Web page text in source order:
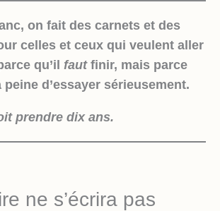
on fait des carnets et des
celles et ceux qui veulent aller
qu’il fautfinir, mais parce
d’essayer sérieusement.
prendre dix ans.
ne s’écrira pas